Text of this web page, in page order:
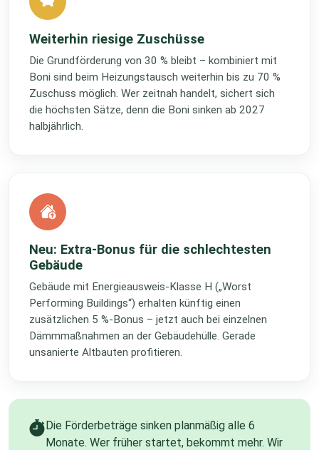
Weiterhin riesige Zuschüsse
Die Grundförderung von 30 % bleibt – kombiniert mit
Boni sind beim Heizungstausch weiterhin bis zu 70 %
Zuschuss möglich. Wer zeitnah handelt, sichert sich
die höchsten Sätze, denn die Boni sinken ab 2027
halbjährlich.
Neu: Extra-Bonus für die schlechtesten
Gebäude
Gebäude mit Energieausweis-Klasse H („Worst
Performing Buildings“) erhalten künftig einen
zusätzlichen 5 %-Bonus – jetzt auch bei einzelnen
Dämmmaßnahmen an der Gebäudehülle. Gerade
unsanierte Altbauten profitieren.
Die Förderbeträge sinken planmäßig alle 6
Monate. Wer früher startet, bekommt mehr. Wir